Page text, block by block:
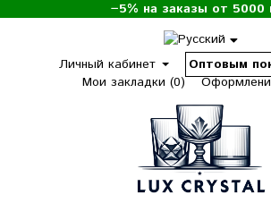
−5% на заказы от 5000
Личный кабинет
Оптовым
Мои закладки (0)